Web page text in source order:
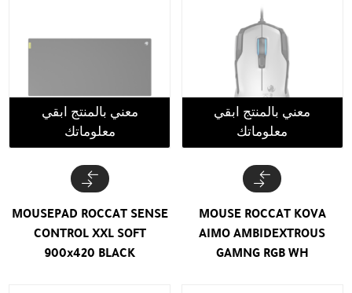
معني بالمنتج ابقي
معلوماتك
MOUSE ROCCAT KOVA
AIMO AMBIDEXTROUS
GAMNG RGB WH
معني بالمنتج ابقي
معلوماتك
MOUSEPAD ROCCAT SENSE
CONTROL XXL SOFT
900x420 BLACK